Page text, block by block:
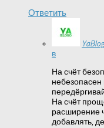
Ответить
в
На счёт
На счёт
расширение
добавлять,